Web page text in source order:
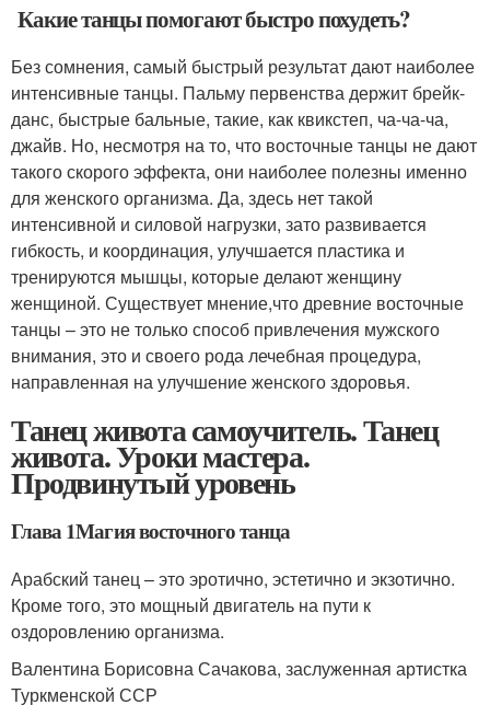
Какие танцы помогают быстро похудеть?
Без сомнения, самый быстрый результат дают наиболее
интенсивные танцы. Пальму первенства держит брейк-
данс, быстрые бальные, такие, как квикстеп, ча-ча-ча,
джайв. Но, несмотря на то, что восточные танцы не дают
такого скорого эффекта, они наиболее полезны именно
для женского организма. Да, здесь нет такой
интенсивной и силовой нагрузки, зато развивается
гибкость, и координация, улучшается пластика и
тренируются мышцы, которые делают женщину
женщиной. Существует мнение,что древние восточные
танцы – это не только способ привлечения мужского
внимания, это и своего рода лечебная процедура,
направленная на улучшение женского здоровья.
Танец живота самоучитель. Танец
живота. Уроки мастера.
Продвинутый уровень
Глава 1Магия восточного танца
Арабский танец – это эротично, эстетично и экзотично.
Кроме того, это мощный двигатель на пути к
оздоровлению организма.
Валентина Борисовна Сачакова, заслуженная артистка
Туркменской ССР